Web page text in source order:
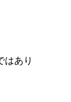
はあり